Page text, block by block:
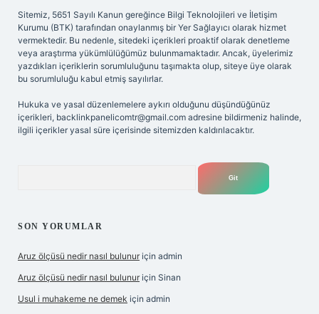
Sitemiz, 5651 Sayılı Kanun gereğince Bilgi Teknolojileri ve İletişim
Kurumu (BTK) tarafından onaylanmış bir Yer Sağlayıcı olarak hizmet
vermektedir. Bu nedenle, sitedeki içerikleri proaktif olarak denetleme
veya araştırma yükümlülüğümüz bulunmamaktadır. Ancak, üyelerimiz
yazdıkları içeriklerin sorumluluğunu taşımakta olup, siteye üye olarak
bu sorumluluğu kabul etmiş sayılırlar.
Hukuka ve yasal düzenlemelere aykırı olduğunu düşündüğünüz
içerikleri, backlinkpanelicomtr@gmail.com adresine bildirmeniz halinde,
ilgili içerikler yasal süre içerisinde sitemizden kaldırılacaktır.
SON YORUMLAR
Aruz ölçüsü nedir nasıl bulunur için admin
Aruz ölçüsü nedir nasıl bulunur için Sinan
Usul i muhakeme ne demek için admin